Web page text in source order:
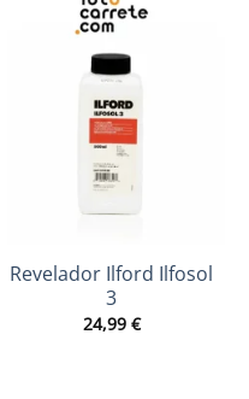
Revelador Ilford Ilfosol
3
24,99 €